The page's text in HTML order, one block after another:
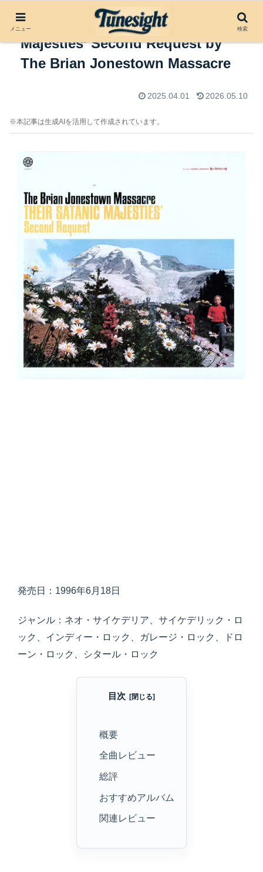
アルバムレビュー：Their Satanic
Majesties’ Second Request by
The Brian Jonestown Massacre
2025.04.01 2026.05.10
※本記事は生成AIを活用して作成されています。
発売日：1996年6月18日
ジャンル：ネオ・サイケデリア、サイケデリック・ロ
ック、インディー・ロック、ガレージ・ロック、ドロ
ーン・ロック、シタール・ロック
目次
概要
全曲レビュー
総評
おすすめアルバム
関連レビュー
メニュー 検索